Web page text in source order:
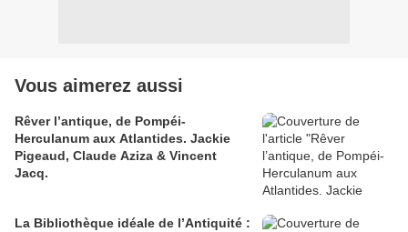
Vous aimerez aussi
Rêver l’antique, de Pompéi-
Herculanum aux Atlantides. Jackie
Pigeaud, Claude Aziza & Vincent
Jacq.
La Bibliothèque idéale de l’Antiquité :